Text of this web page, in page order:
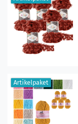
Artikelpaket